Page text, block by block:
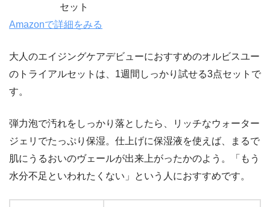
Amazonで詳細をみる
大人のエイジングケアデビューにおすすめのオルビスユー
のトライアルセットは、1週間しっかり試せる3点セットで
す。
弾力泡で汚れをしっかり落としたら、リッチなウォーター
ジェリでたっぷり保湿。仕上げに保湿液を使えば、まるで
肌にうるおいのヴェールが出来上がったかのよう。「もう
水分不足といわれたくない」という人におすすめです。